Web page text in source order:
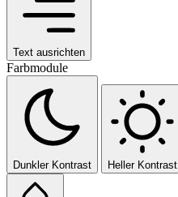
Text ausrichten
Farbmodule
Dunkler Kontrast Heller Kontrast